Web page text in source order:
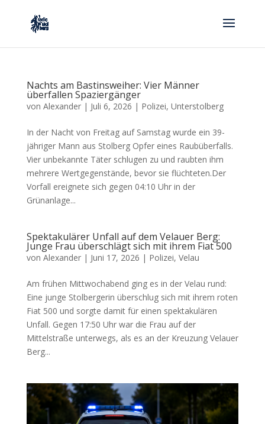
Nachts am Bastinsweiher: Vier Männer
überfallen Spaziergänger
von Alexander| Juli 6, 2026 | Polizei, Unterstolberg
In der Nacht von Freitag auf Samstag wurde ein 39-
jähriger Mann aus Stolberg Opfer eines Raubüberfalls.
Vier unbekannte Täter schlugen zu und raubten ihm
mehrere Wertgegenstände, bevor sie flüchteten.Der
Vorfall ereignete sich gegen 04:10 Uhr in der
Grünanlage...
Spektakulärer Unfall auf dem Velauer Berg:
Junge Frau überschlägt sich mit ihrem Fiat 500
von Alexander| Juni 17, 2026 | Polizei, Velau
Am frühen Mittwochabend ging es in der Velau rund:
Eine junge Stolbergerin überschlug sich mit ihrem roten
Fiat 500 und sorgte damit für einen spektakulären
Unfall. Gegen 17:50 Uhr war die Frau auf der
Mittelstraße unterwegs, als es an der Kreuzung Velauer
Berg...